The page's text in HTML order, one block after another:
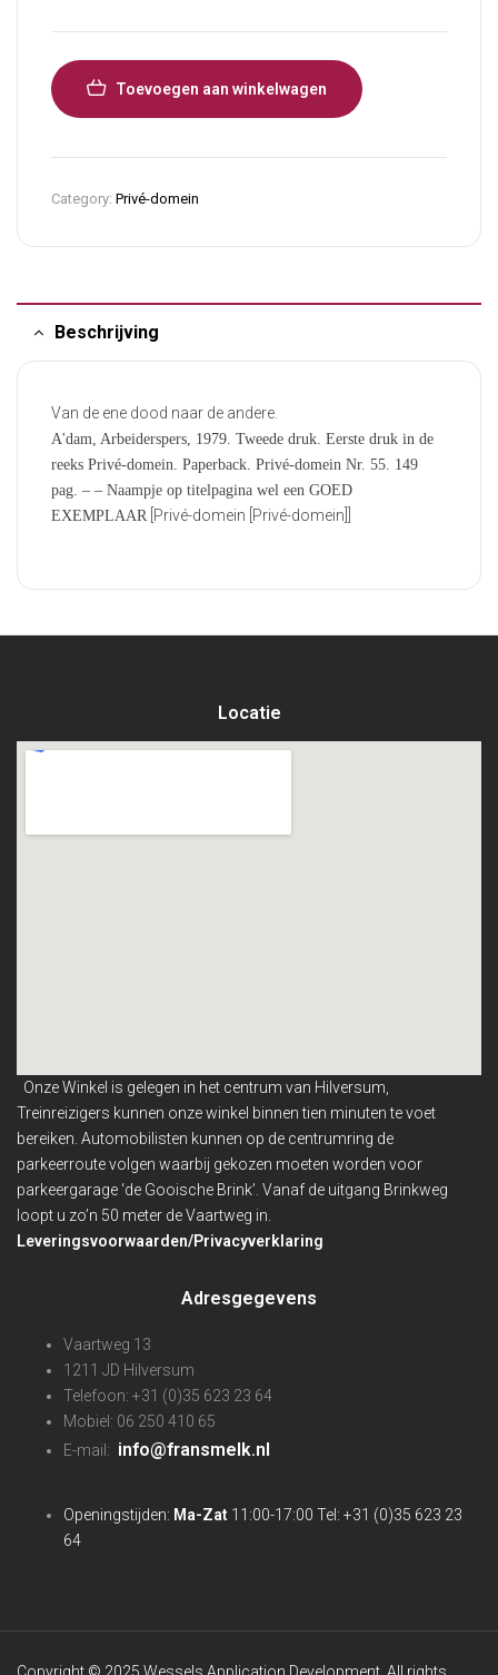
Toevoegen aan winkelwagen
Category: Privé-domein
Beschrijving
Van de ene dood naar de andere.
A'dam, Arbeiderspers, 1979. Tweede druk. Eerste druk in de
reeks Privé-domein. Paperback. Privé-domein Nr. 55. 149
pag. – – Naampje op titelpagina wel een GOED
EXEMPLAAR [Privé-domein [Privé-domein]]
Locatie
Onze Winkel is gelegen in het centrum van Hilversum,
Treinreizigers kunnen onze winkel binnentien minuten te voet
bereiken. Automobilisten kunnen op de centrumring de
parkeerroute volgen waarbij gekozen moeten worden voor
parkeergarage ‘de Gooische Brink’. Vanaf de uitgang Brinkweg
loopt u zo’n 50 meter de Vaartweg in.
Leveringsvoorwaarden/Privacyverklaring
Adresgegevens
Vaartweg 13
1211 JD Hilversum
Telefoon: +31 (0)35 623 23 64
Mobiel: 06 250 410 65
E-mail: info@fransmelk.nl
Openingstijden: Ma-Zat 11:00-17:00 Tel: +31 (0)35 623 23
64